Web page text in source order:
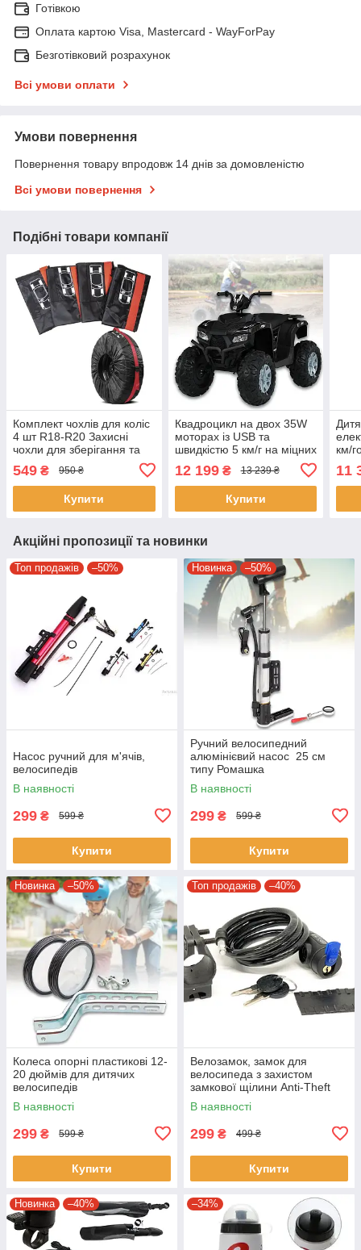
Готівкою
Оплата картою Visa, Mastercard - WayForPay
Безготівковий розрахунок
Всі умови оплати
Умови повернення
Повернення товару впродовж 14 днів за домовленістю
Всі умови повернення
Подібні товари компанії
Комплект чохлів для коліс
4 шт R18-R20 Захисні
чохли для зберігання та
автомобільних шин
549 ₴ 950 ₴
Купити
Квадроцикл на двох 35W
моторах із USB та
швидкістю 5 км/г на міцних
колесах Bambi M 6060EL-
2(24V) Чорний
12 199₴ 13 239 ₴
Купити
км/
11
Акційні пропозиції та новинки
Топ продажів –50%
Насос ручний для м'ячів,
велосипедів
В наявності
299 ₴ 599 ₴
Купити
Новинка –50%
Ручний велосипедний
алюмінієвий насос 25 см
типу Ромашка
В наявності
299 ₴ 599 ₴
Купити
Новинка –50%
Колеса опорні пластикові 12-
20 дюймів для дитячих
велосипедів
В наявності
299 ₴ 599 ₴
Купити
Топ продажів –40%
Велозамок, замок для
велосипеда з захистом
замкової щілини Anti-Theft
В наявності
299 ₴ 499 ₴
Купити
Новинка –40% –34%